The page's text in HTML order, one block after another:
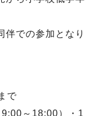
の参加となり
で
～18:00）・1